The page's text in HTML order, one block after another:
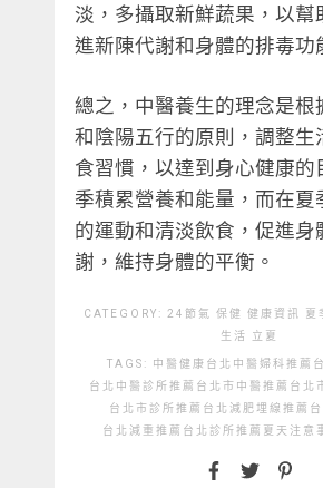
淡，多攝取新鮮蔬果，以幫
進新陳代謝和身體的排毒功
總之，中醫養生的理念是根
和陰陽五行的原則，調整生
食習慣，以達到身心健康的
季積累營養和能量，而在夏
的運動和清淡飲食，促進身
謝，維持身體的平衡。
CATEGORY: 24節氣 保健 健康資訊 夏
生活
立夏
TAGS: 中醫 健康 台北中醫婦科推薦
台北中醫診所推薦 台北市中醫推薦 台北
台北市診所推薦 台北減肥埋線推薦
台北減重推薦 台北診所推薦 夏天注意